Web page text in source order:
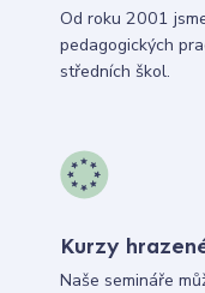
Od roku 2001
pedagogických
středních škol.
Kurzy
Naše semináře